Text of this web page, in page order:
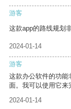
游客
这款app的路线规划
2024-01-14
游客
这款办公软件的功能
面。我可以使用它来
2024-01-14